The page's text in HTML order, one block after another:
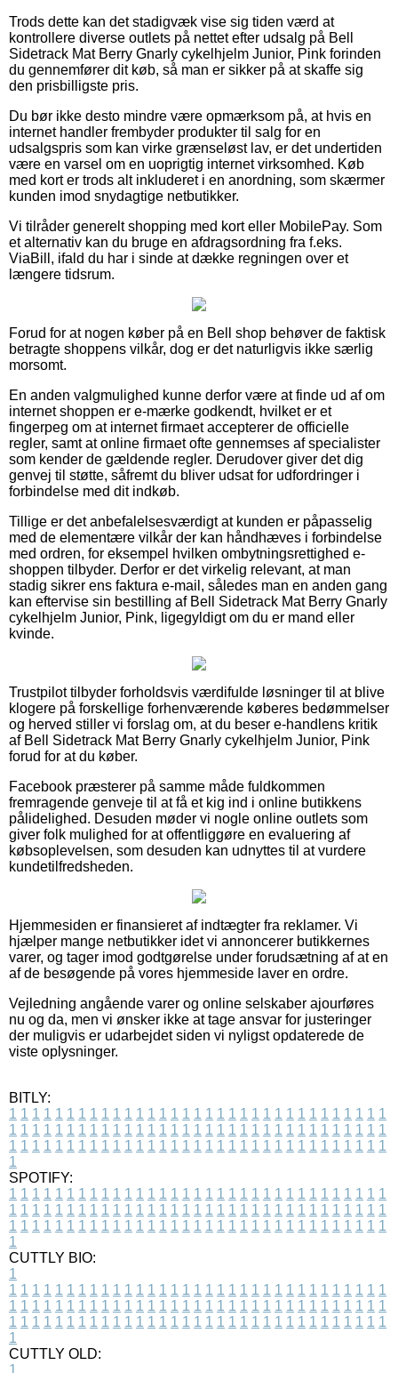
Trods dette kan det stadigvæk vise sig tiden værd at
kontrollere diverse outlets på nettet efter udsalg på Bell
Sidetrack Mat Berry Gnarly cykelhjelm Junior, Pink forinden
du gennemfører dit køb, så man er sikker på at skaffe sig
den prisbilligste pris.
Du bør ikke desto mindre være opmærksom på, at hvis en
internet handler frembyder produkter til salg for en
udsalgspris som kan virke grænseløst lav, er det undertiden
være en varsel om en uoprigtig internet virksomhed. Køb
med kort er trods alt inkluderet i en anordning, som skærmer
kunden imod snydagtige netbutikker.
Vi tilråder generelt shopping med kort eller MobilePay. Som
et alternativ kan du bruge en afdragsordning fra f.eks.
ViaBill, ifald du har i sinde at dække regningen over et
længere tidsrum.
Forud for at nogen køber på en Bell shop behøver de faktisk
betragte shoppens vilkår, dog er det naturligvis ikke særlig
morsomt.
En anden valgmulighed kunne derfor være at finde ud af om
internet shoppen er e-mærke godkendt, hvilket er et
fingerpeg om at internet firmaet accepterer de officielle
regler, samt at online firmaet ofte gennemses af specialister
som kender de gældende regler. Derudover giver det dig
genvej til støtte, såfremt du bliver udsat for udfordringer i
forbindelse med dit indkøb.
Tillige er det anbefalelsesværdigt at kunden er påpasselig
med de elementære vilkår der kan håndhæves i forbindelse
med ordren, for eksempel hvilken ombytningsrettighed e-
shoppen tilbyder. Derfor er det virkelig relevant, at man
stadig sikrer ens faktura e-mail, således man en anden gang
kan eftervise sin bestilling af Bell Sidetrack Mat Berry Gnarly
cykelhjelm Junior, Pink, ligegyldigt om du er mand eller
kvinde.
Trustpilot tilbyder forholdsvis værdifulde løsninger til at blive
klogere på forskellige forhenværende køberes bedømmelser
og herved stiller vi forslag om, at du beser e-handlens kritik
af Bell Sidetrack Mat Berry Gnarly cykelhjelm Junior, Pink
forud for at du køber.
Facebook præsterer på samme måde fuldkommen
fremragende genveje til at få et kig ind i online butikkens
pålidelighed. Desuden møder vi nogle online outlets som
giver folk mulighed for at offentliggøre en evaluering af
købsoplevelsen, som desuden kan udnyttes til at vurdere
kundetilfredsheden.
Hjemmesiden er finansieret af indtægter fra reklamer. Vi
hjælper mange netbutikker idet vi annoncerer butikkernes
varer, og tager imod godtgørelse under forudsætning af at en
af de besøgende på vores hjemmeside laver en ordre.
Vejledning angående varer og online selskaber ajourføres
nu og da, men vi ønsker ikke at tage ansvar for justeringer
der muligvis er udarbejdet siden vi nyligst opdaterede de
viste oplysninger.
BITLY:
1 1 1 1 1 1 1 1 1 1 1 1 1 1 1 1 1 1 1 1 1 1 1 1 1 1 1 1 1 1 1 1 1
1 1 1 1 1 1 1 1 1 1 1 1 1 1 1 1 1 1 1 1 1 1 1 1 1 1 1 1 1 1 1 1 1
1 1 1 1 1 1 1 1 1 1 1 1 1 1 1 1 1 1 1 1 1 1 1 1 1 1 1 1 1 1 1 1 1
1
SPOTIFY:
1 1 1 1 1 1 1 1 1 1 1 1 1 1 1 1 1 1 1 1 1 1 1 1 1 1 1 1 1 1 1 1 1
1 1 1 1 1 1 1 1 1 1 1 1 1 1 1 1 1 1 1 1 1 1 1 1 1 1 1 1 1 1 1 1 1
1 1 1 1 1 1 1 1 1 1 1 1 1 1 1 1 1 1 1 1 1 1 1 1 1 1 1 1 1 1 1 1 1
1
CUTTLY BIO:
1
1 1 1 1 1 1 1 1 1 1 1 1 1 1 1 1 1 1 1 1 1 1 1 1 1 1 1 1 1 1 1 1 1
1 1 1 1 1 1 1 1 1 1 1 1 1 1 1 1 1 1 1 1 1 1 1 1 1 1 1 1 1 1 1 1 1
1 1 1 1 1 1 1 1 1 1 1 1 1 1 1 1 1 1 1 1 1 1 1 1 1 1 1 1 1 1 1 1 1
1
CUTTLY OLD:
1